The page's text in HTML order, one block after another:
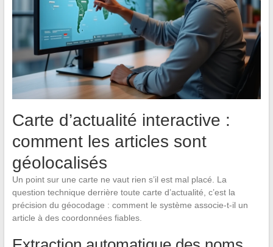
Carte d’actualité interactive :
comment les articles sont
géolocalisés
Un point sur une carte ne vaut rien s’il est mal placé. La
question technique derrière toute carte d’actualité, c’est la
précision du géocodage : comment le système associe-t-il un
article à des coordonnées fiables.